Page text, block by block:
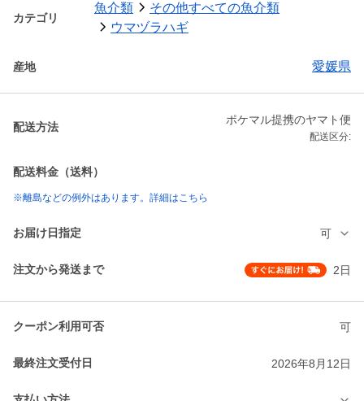
カテゴリ
魚介類
その他すべての魚介類
ウマヅラハギ
産地 愛媛県
配送方法
ポケマル提携のヤマト便
配送区分:
配送料金（送料）
※離島などの例外はあります。詳細はこちら
お届け日指定 可
注文から発送まで 2日
クーポン利用可否 可
最終注文受付日 2026年8月12日